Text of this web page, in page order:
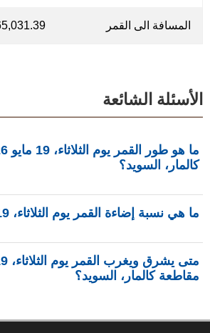
المسافة الى القمر 365,031.39
الأسئلة الشائعة
كالمار، السويد؟
ما هي نسبة إضاءة القمر يوم الثلاثاء، 19 مايو 2026؟
phasesmoon.com.
مقاطعة كالمار، السويد؟